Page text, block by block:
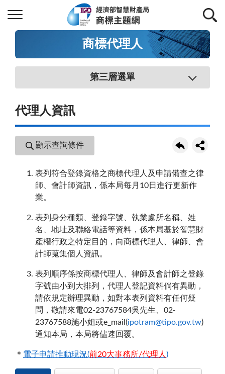
商標代理人
第三層選單
代理人資訊
顯示查詢條件
表列符合登錄資格之商標代理人及申請備查之律
師、會計師資訊，係本局每月10日進行更新作
業。
表列身分種類、登錄字號、執業處所名稱、姓
名、地址及聯絡電話等資料，係本局基於智慧財
產權行政之特定目的，向商標代理人、律師、會
計師蒐集個人資訊。
表列順序係按商標代理人、律師及會計師之登錄
字號由小到大排列，代理人登記資料倘有異動，
請依規定辦理異動，如對本表列資料有任何疑
問，敬請來電02-23767584吳先生、02-
23767588施小姐或e_mail(ipotram@tipo.gov.tw)
通知本局，本局將儘速回覆。
＊ 電子申請推動現況(前20大事務所/代理人 )